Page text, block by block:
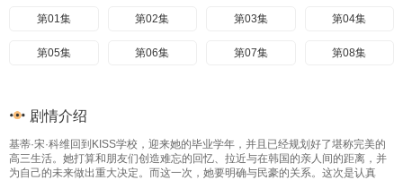
第01集 第02集 第03集 第04集
第05集 第06集 第07集 第08集
剧情介绍
基蒂·宋·科维回到KISS学校，迎来她的毕业学年，并且已经规划好了堪称完美的
高三生活。她打算和朋友们创造难忘的回忆、拉近与在韩国的亲人间的距离，并
为自己的未来做出重大决定。而这一次，她要明确与民豪的关系。这次是认真